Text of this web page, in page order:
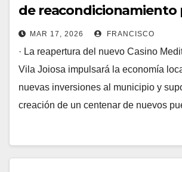
de reacondicionamiento
reapertura del Casino de
Joiosa
MAR 17, 2026 FRANCISCO
· La reapertura del nuevo Casino
Vila Joiosa impulsará la economía
nuevas inversiones al municipio y
creación de un centenar de nuevos